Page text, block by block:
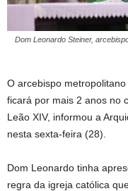
Dom Leonardo Steiner,
O arcebispo
ficará por mais 2 anos no
Leão XIV, informou a
nesta sexta-feira (28).
Dom Leonardo tinha
regra da igreja católica